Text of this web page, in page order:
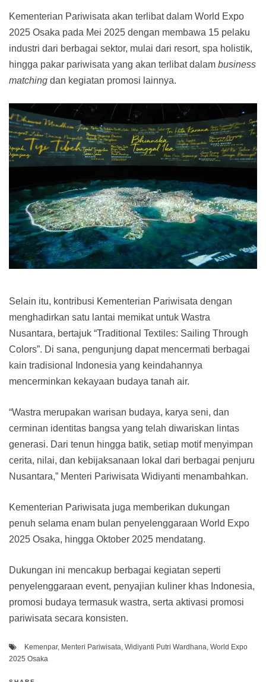
Kementerian Pariwisata akan terlibat dalam World Expo
2025 Osaka pada Mei 2025 dengan membawa 15 pelaku
industri dari berbagai sektor, mulai dari resort, spa holistik,
hingga pakar pariwisata yang akan terlibat dalam business
matching dan kegiatan promosi lainnya.
Selain itu, kontribusi Kementerian Pariwisata dengan
menghadirkan satu lantai memikat untuk Wastra
Nusantara, bertajuk “Traditional Textiles: Sailing Through
Colors”. Di sana, pengunjung dapat mencermati berbagai
kain tradisional Indonesia yang keindahannya
mencerminkan kekayaan budaya tanah air.
“Wastra merupakan warisan budaya, karya seni, dan
cerminan identitas bangsa yang telah diwariskan lintas
generasi. Dari tenun hingga batik, setiap motif menyimpan
cerita, nilai, dan kebijaksanaan lokal dari berbagai penjuru
Nusantara,” Menteri Pariwisata Widiyanti menambahkan.
Kementerian Pariwisata juga memberikan dukungan
penuh selama enam bulan penyelenggaraan World Expo
2025 Osaka, hingga Oktober 2025 mendatang.
Dukungan ini mencakup berbagai kegiatan seperti
penyelenggaraan event, penyajian kuliner khas Indonesia,
promosi budaya termasuk wastra, serta aktivasi promosi
pariwisata secara konsisten.
Kemenpar, Menteri Pariwisata Widiyanti Putri Wardhana World Expo
2025 Osaka